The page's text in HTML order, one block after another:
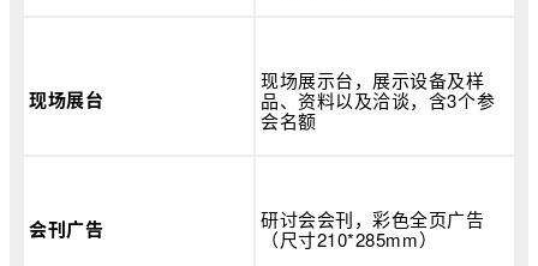
现场展台
现场展示台，展示设备及样
品、资料以及洽谈，含3个参
会名额
会刊广告
研讨会会刊，彩色全页广告
（尺寸210*285mm）